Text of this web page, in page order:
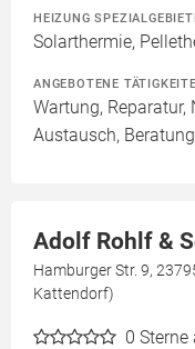
HEIZUNG
Solarthermie,
ANGEBOTENE
Wartung,
Austausch,
Adolf Rohlf &
Hamburger Str. 9,
Kattendorf)
0 Sterne